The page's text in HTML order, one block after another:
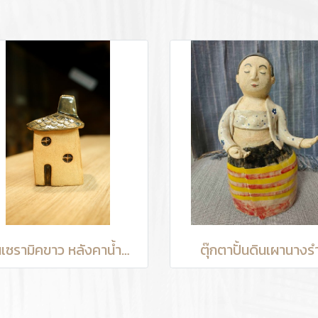
บ้านเซรามิคขาว หลังคาน้ำตาล ตุ๊กตาปั้นดินเผานางร